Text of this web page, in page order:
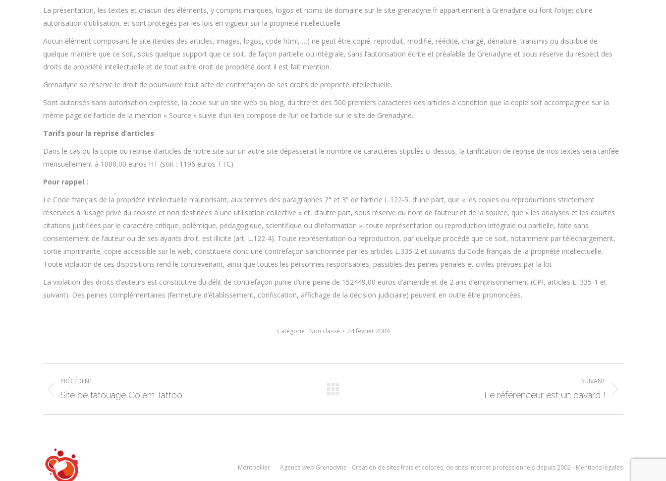
La présentation, les textes et chacun des éléments, y compris marques, logos et noms de domaine sur le site grenadyne.fr appartiennent à Grenadyne ou font l’objet d’une
autorisation d’utilisation, et sont protégés par les lois en vigueur sur la propriété intellectuelle.
Aucun élément composant le site (textes des articles, images, logos, code html, …) ne peut être copié, reproduit, modifié, réédité, chargé, dénaturé, transmis ou distribué de
quelque manière que ce soit, sous quelque support que ce soit, de façon partielle ou intégrale, sans l’autorisation écrite et préalable de Grenadyne et sous réserve du respect des
droits de propriété intellectuelle et de tout autre droit de propriété dont il est fait mention.
Grenadyne se réserve le droit de poursuivre tout acte de contrefaçon de ses droits de propriété intellectuelle.
Sont autorisés sans autorisation expresse, la copie sur un site web ou blog, du titre et des 500 premiers caractères des articles à condition que la copie soit accompagnée sur la
même page de l’article de la mention « Source » suivie d’un lien composé de l’url de l’article sur le site de Grenadyne.
Tarifs pour la reprise d’articles
Dans le cas ou la copie ou reprise d’articles de notre site sur un autre site dépasserait le nombre de caractères stipulés ci-dessus, la tarification de reprise de nos textes sera tarifée
mensuellement à 1000,00 euros HT (soit : 1196 euros TTC)
Pour rappel :
Le Code français de la propriété intellectuelle n’autorisant, aux termes des paragraphes 2° et 3° de l’article L.122-5, d’une part, que « les copies ou reproductions strictement
réservées à l’usage privé du copiste et non destinées à une utilisation collective » et, d’autre part, sous réserve du nom de l’auteur et de la source, que « les analyses et les courtes
citations justifiées par le caractère critique, polémique, pédagogique, scientifique ou d’information », toute représentation ou reproduction intégrale ou partielle, faite sans
consentement de l’auteur ou de ses ayants droit, est illicite (art. L.122-4). Toute représentation ou reproduction, par quelque procédé que ce soit, notamment par téléchargement,
sortie imprimante, copie accessible sur le web, constituera donc une contrefaçon sanctionnée par les articles L.335-2 et suivants du Code français de la propriété intellectuelle.
Toute violation de ces dispositions rend le contrevenant, ainsi que toutes les personnes responsables, passibles des peines pénales et civiles prévues par la loi.
La violation des droits d’auteurs est constitutive du délit de contrefaçon punie d’une peine de 152449,00 euros d’amende et de 2 ans d’emprisonnement (CPI, articles L. 335-1 et
suivant). Des peines complémentaires (fermeture d’établissement, confiscation, affichage de la décision judiciaire) peuvent en outre être prononcées.
Catégorie : Non classé 24 février 2009
Navigation
article
PRÉCÉDENT
Article
Site de tatouage Golem Tattoo
SUIVANT
Le référenceur est un bavard !
Montpellier Agence web Grenadyne - Création de sites frais et colorés, de sites internet professionnels depuis 2002 - Mentions légales